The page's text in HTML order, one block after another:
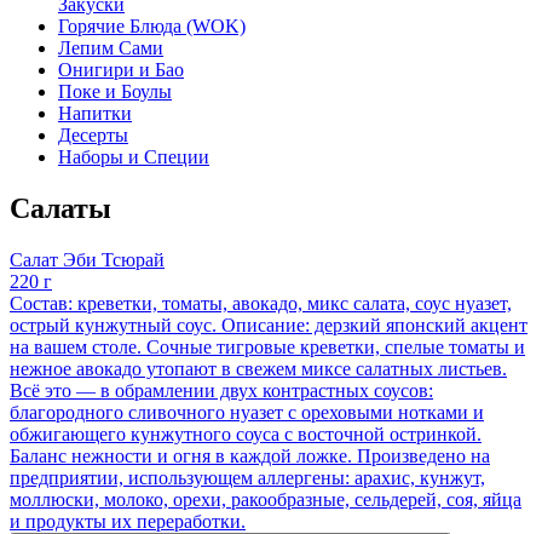
Закуски
Горячие Блюда (WOK)
Лепим Сами
Онигири и Бао
Поке и Боулы
Напитки
Десерты
Наборы и Специи
Салаты
Салат Эби Тсюрай
220 г
Состав: креветки, томаты, авокадо, микс салата, соус нуазет,
острый кунжутный соус. Описание: дерзкий японский акцент
на вашем столе. Сочные тигровые креветки, спелые томаты и
нежное авокадо утопают в свежем миксе салатных листьев.
Всё это — в обрамлении двух контрастных соусов:
благородного сливочного нуазет с ореховыми нотками и
обжигающего кунжутного соуса с восточной остринкой.
Баланс нежности и огня в каждой ложке. Произведено на
предприятии, использующем аллергены: арахис, кунжут,
моллюски, молоко, орехи, ракообразные, сельдерей, соя, яйца
и продукты их переработки.